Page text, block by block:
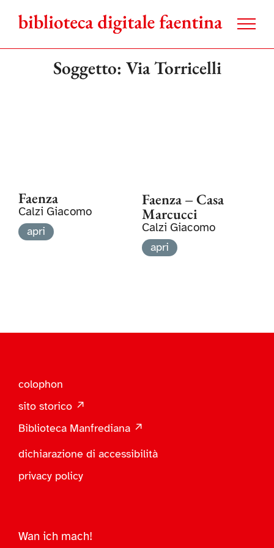
contenuto
Soggetto: Via Torricelli
Faenza
Calzi Giacomo
apri
Faenza – Casa
Marcucci
Calzi Giacomo
apri
colophon
sito storico ↗
Biblioteca Manfrediana ↗
dichiarazione di accessibilità
privacy policy
Wan ich mach!